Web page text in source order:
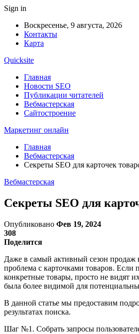
Sign in
Воскресенье, 9 августа, 2026
Контакты
Карта
Quicksite
Главная
Новости SEO
Публикации читателей
Вебмастерская
Сайтостроение
Маркетинг онлайн
Главная
Вебмастерская
Секреты SEO для карточек
Вебмастерская
Секреты SEO для
Опубликовано Фев 19, 2024
308
Поделится
Даже в самый активный сезон продаж
проблема с карточками товаров.
конкретные товары, просто не видят
была более видимой для
В данной статье мы предоставим
результатах поиска.
Шаг №1. Собрать запросы